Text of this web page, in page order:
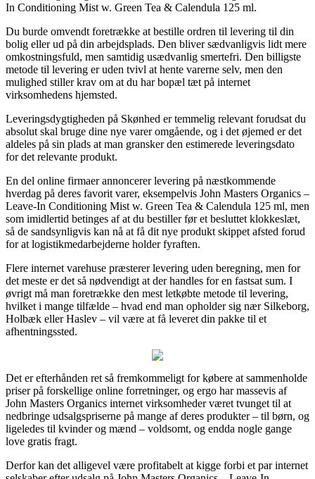
In Conditioning Mist w. Green Tea & Calendula 125 ml.
Du burde omvendt foretrække at bestille ordren til levering til din
bolig eller ud på din arbejdsplads. Den bliver sædvanligvis lidt mere
omkostningsfuld, men samtidig usædvanlig smertefri. Den billigste
metode til levering er uden tvivl at hente varerne selv, men den
mulighed stiller krav om at du har bopæl tæt på internet
virksomhedens hjemsted.
Leveringsdygtigheden på Skønhed er temmelig relevant forudsat du
absolut skal bruge dine nye varer omgående, og i det øjemed er det
aldeles på sin plads at man gransker den estimerede leveringsdato
for det relevante produkt.
En del online firmaer annoncerer levering på næstkommende
hverdag på deres favorit varer, eksempelvis John Masters Organics –
Leave-In Conditioning Mist w. Green Tea & Calendula 125 ml, men
som imidlertid betinges af at du bestiller før et besluttet klokkeslæt,
så de sandsynligvis kan nå at få dit nye produkt skippet afsted forud
for at logistikmedarbejderne holder fyraften.
Flere internet varehuse præsterer levering uden beregning, men for
det meste er det så nødvendigt at der handles for en fastsat sum. I
øvrigt må man foretrække den mest letkøbte metode til levering,
hvilket i mange tilfælde – hvad end man opholder sig nær Silkeborg,
Holbæk eller Haslev – vil være at få leveret din pakke til et
afhentningssted.
Det er efterhånden ret så fremkommeligt for købere at sammenholde
priser på forskellige online forretninger, og ergo har massevis af
John Masters Organics internet virksomheder været tvunget til at
nedbringe udsalgspriserne på mange af deres produkter – til børn, og
ligeledes til kvinder og mænd – voldsomt, og endda nogle gange
love gratis fragt.
Derfor kan det alligevel være profitabelt at kigge forbi et par internet